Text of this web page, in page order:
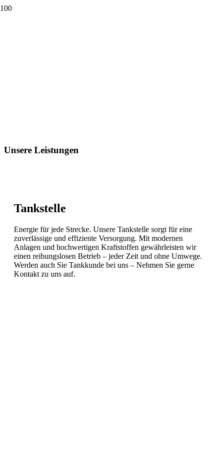
Unsere Leistungen
Tankstelle
Energie für jede Strecke. Unsere Tankstelle sorgt für eine
zuverlässige und effiziente Versorgung. Mit modernen
Anlagen und hochwertigen Kraftstoffen gewährleisten wir
einen reibungslosen Betrieb – jeder Zeit und ohne Umwege.
Werden auch Sie Tankkunde bei uns – Nehmen Sie gerne
Kontakt zu uns auf.